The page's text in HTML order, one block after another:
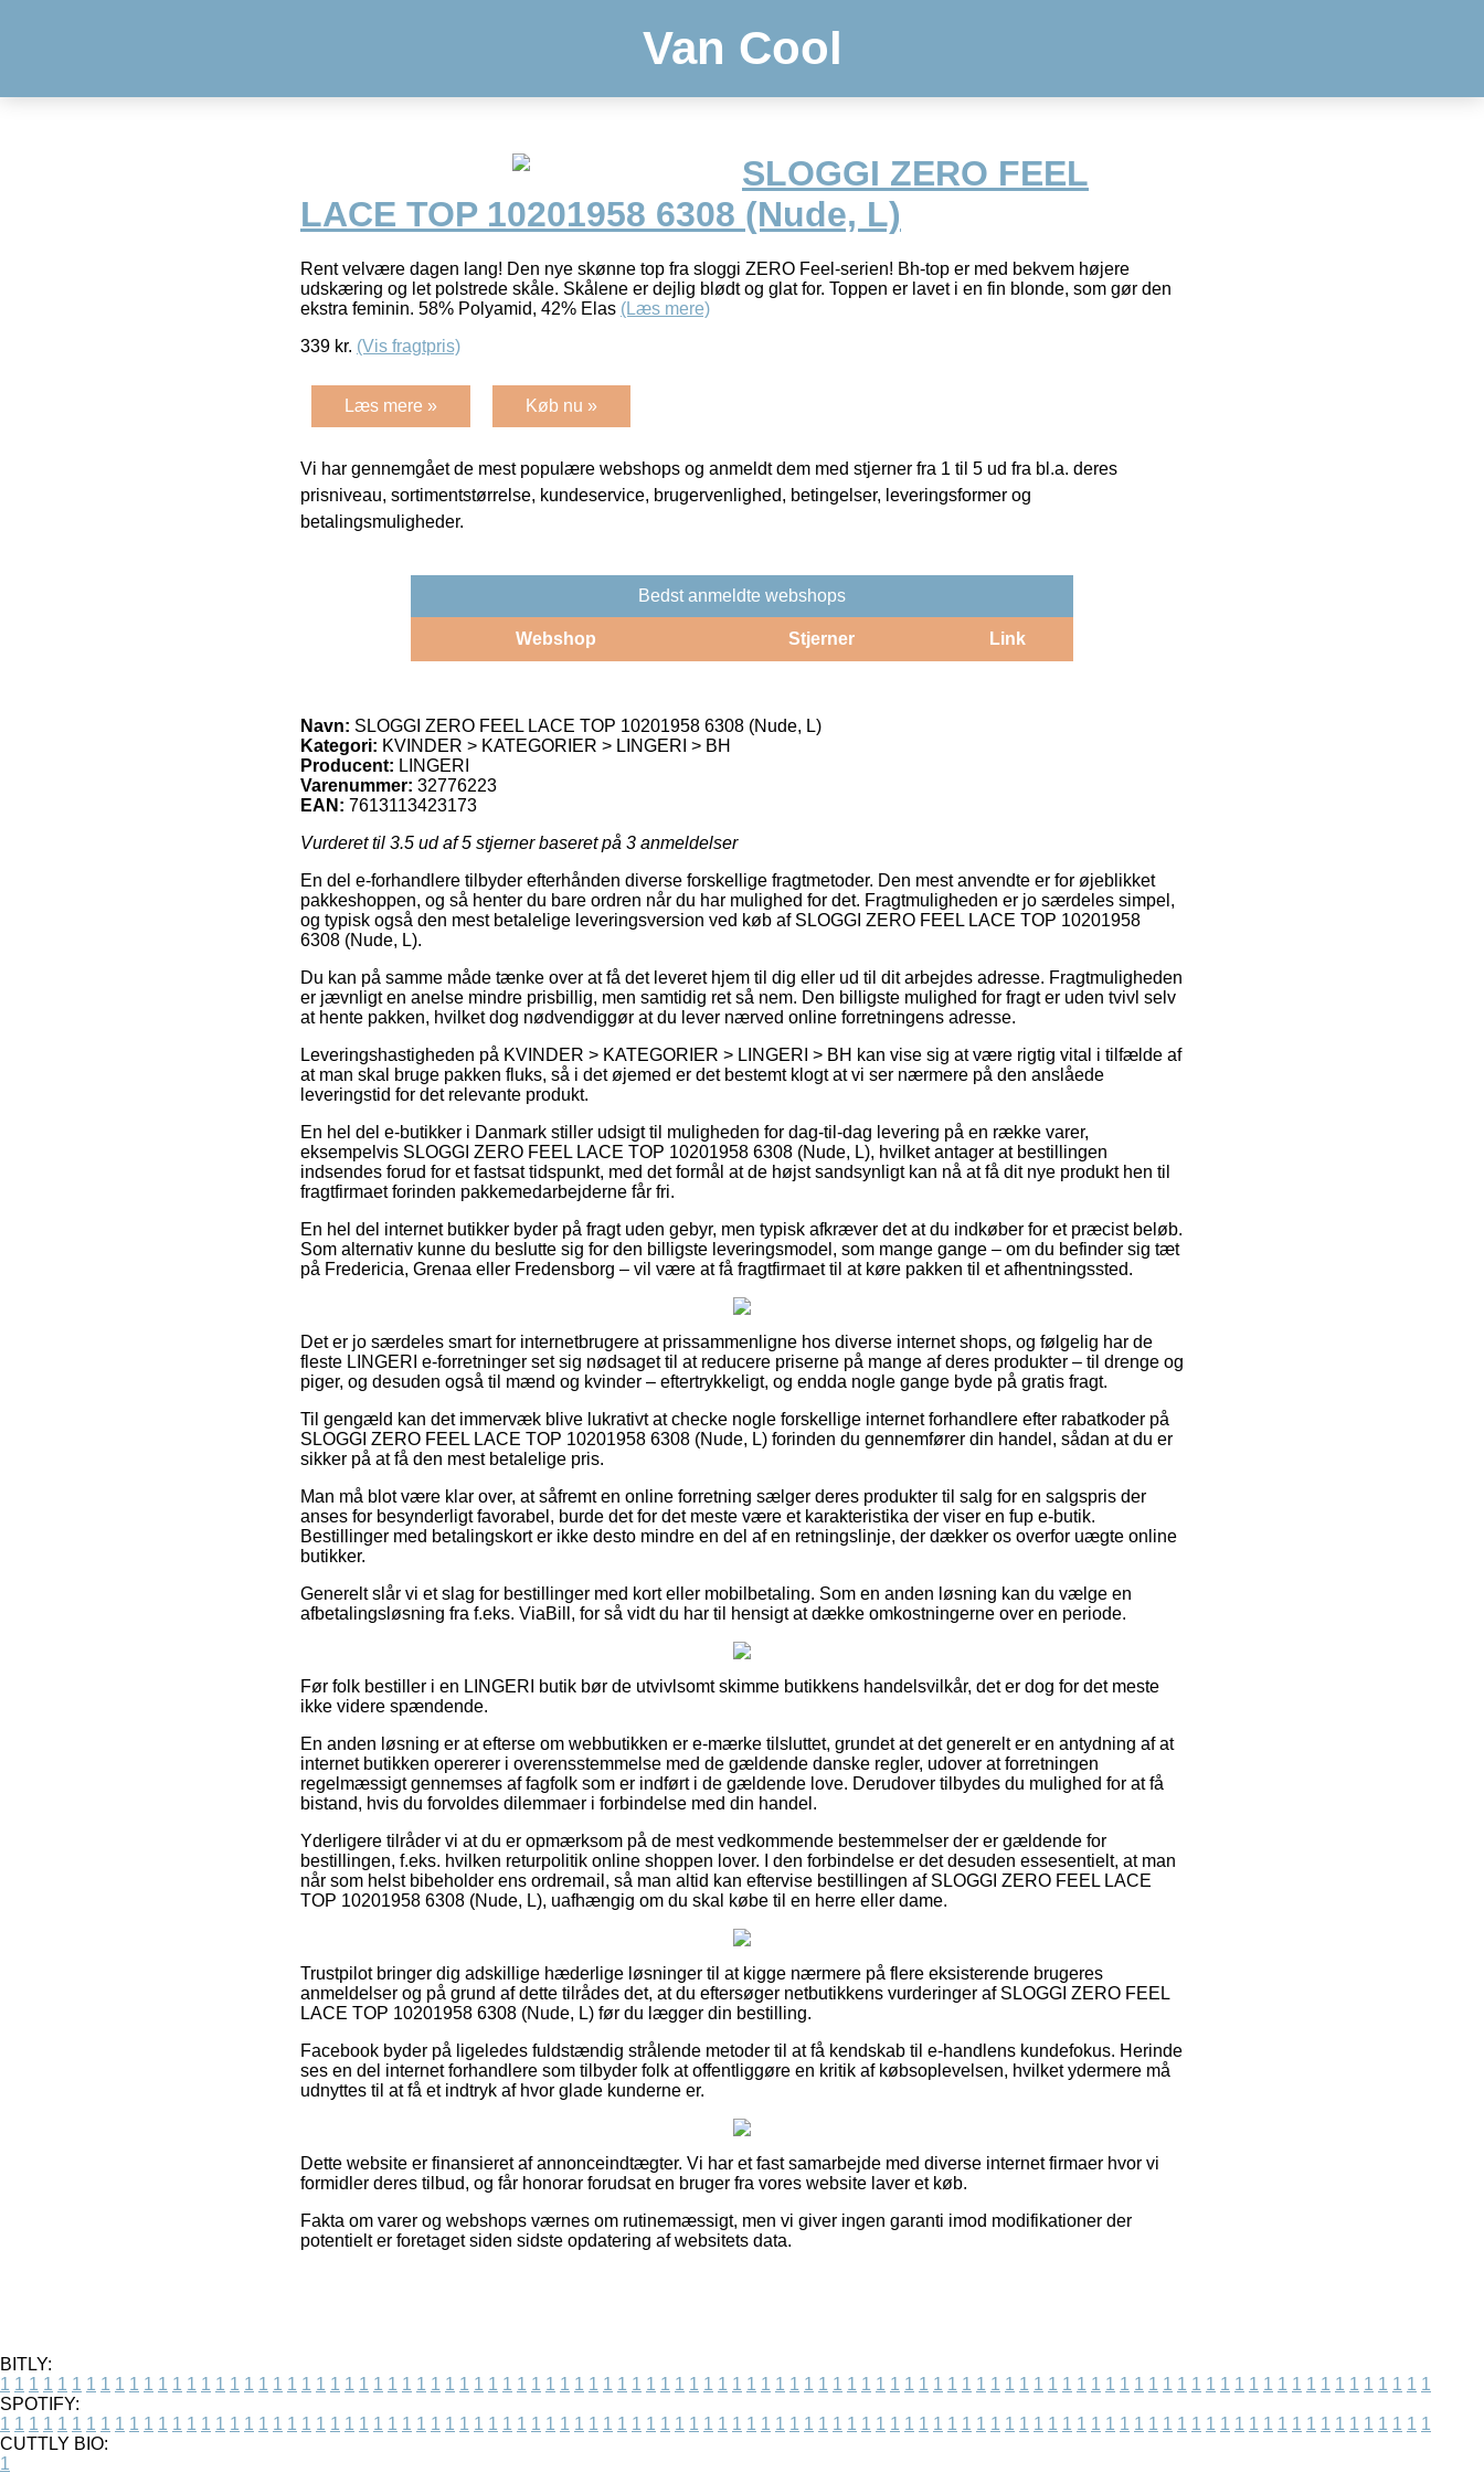
Van Cool
SLOGGI ZERO FEEL
LACE TOP 10201958 6308 (Nude, L)
Rent velvære dagen lang! Den nye skønne top fra sloggi ZERO Feel-serien! Bh-top er med bekvem højere
udskæring og let polstrede skåle. Skålene er dejlig blødt og glat for. Toppen er lavet i en fin blonde, som gør den
ekstra feminin. 58% Polyamid, 42% Elas (Læs mere)
339 kr. (Vis fragtpris)
Læs mere » Køb nu »
Vi har gennemgået de mest populære webshops og anmeldt dem med stjerner fra 1 til 5 ud fra bl.a. deres
prisniveau, sortimentstørrelse, kundeservice, brugervenlighed, betingelser, leveringsformer og
betalingsmuligheder.
Bedst anmeldte webshops
Webshop Stjerner Link
Navn: SLOGGI ZERO FEEL LACE TOP 10201958 6308 (Nude, L)
Kategori: KVINDER > KATEGORIER > LINGERI > BH
Producent: LINGERI
Varenummer: 32776223
EAN: 7613113423173
Vurderet til 3.5 ud af 5 stjerner baseret på 3 anmeldelser
En del e-forhandlere tilbyder efterhånden diverse forskellige fragtmetoder. Den mest anvendte er for øjeblikket
pakkeshoppen, og så henter du bare ordren når du har mulighed for det. Fragtmuligheden er jo særdeles simpel,
og typisk også den mest betalelige leveringsversion ved køb af SLOGGI ZERO FEEL LACE TOP 10201958
6308 (Nude, L).
Du kan på samme måde tænke over at få det leveret hjem til dig eller ud til dit arbejdes adresse. Fragtmuligheden
er jævnligt en anelse mindre prisbillig, men samtidig ret så nem. Den billigste mulighed for fragt er uden tvivl selv
at hente pakken, hvilket dog nødvendiggør at du lever nærved online forretningens adresse.
Leveringshastigheden på KVINDER > KATEGORIER > LINGERI > BH kan vise sig at være rigtig vital i tilfælde af
at man skal bruge pakken fluks, så i det øjemed er det bestemt klogt at vi ser nærmere på den anslåede
leveringstid for det relevante produkt.
En hel del e-butikker i Danmark stiller udsigt til muligheden for dag-til-dag levering på en række varer,
eksempelvis SLOGGI ZERO FEEL LACE TOP 10201958 6308 (Nude, L), hvilket antager at bestillingen
indsendes forud for et fastsat tidspunkt, med det formål at de højst sandsynligt kan nå at få dit nye produkt hen til
fragtfirmaet forinden pakkemedarbejderne får fri.
En hel del internet butikker byder på fragt uden gebyr, men typisk afkræver det at du indkøber for et præcist beløb.
Som alternativ kunne du beslutte sig for den billigste leveringsmodel, som mange gange – om du befinder sig tæt
på Fredericia, Grenaa eller Fredensborg – vil være at få fragtfirmaet til at køre pakken til et afhentningssted.
Det er jo særdeles smart for internetbrugere at prissammenligne hos diverse internet shops, og følgelig har de
fleste LINGERI e-forretninger set sig nødsaget til at reducere priserne på mange af deres produkter – til drenge og
piger, og desuden også til mænd og kvinder – eftertrykkeligt, og endda nogle gange byde på gratis fragt.
Til gengæld kan det immervæk blive lukrativt at checke nogle forskellige internet forhandlere efter rabatkoder på
SLOGGI ZERO FEEL LACE TOP 10201958 6308 (Nude, L) forinden du gennemfører din handel, sådan at du er
sikker på at få den mest betalelige pris.
Man må blot være klar over, at såfremt en online forretning sælger deres produkter til salg for en salgspris der
anses for besynderligt favorabel, burde det for det meste være et karakteristika der viser en fup e-butik.
Bestillinger med betalingskort er ikke desto mindre en del af en retningslinje, der dækker os overfor uægte online
butikker.
Generelt slår vi et slag for bestillinger med kort eller mobilbetaling. Som en anden løsning kan du vælge en
afbetalingsløsning fra f.eks. ViaBill, for så vidt du har til hensigt at dække omkostningerne over en periode.
Før folk bestiller i en LINGERI butik bør de utvivlsomt skimme butikkens handelsvilkår, det er dog for det meste
ikke videre spændende.
En anden løsning er at efterse om webbutikken er e-mærke tilsluttet, grundet at det generelt er en antydning af at
internet butikken opererer i overensstemmelse med de gældende danske regler, udover at forretningen
regelmæssigt gennemses af fagfolk som er indført i de gældende love. Derudover tilbydes du mulighed for at få
bistand, hvis du forvoldes dilemmaer i forbindelse med din handel.
Yderligere tilråder vi at du er opmærksom på de mest vedkommende bestemmelser der er gældende for
bestillingen, f.eks. hvilken returpolitik online shoppen lover. I den forbindelse er det desuden essesentielt, at man
når som helst bibeholder ens ordremail, så man altid kan eftervise bestillingen af SLOGGI ZERO FEEL LACE
TOP 10201958 6308 (Nude, L), uafhængig om du skal købe til en herre eller dame.
Trustpilot bringer dig adskillige hæderlige løsninger til at kigge nærmere på flere eksisterende brugeres
anmeldelser og på grund af dette tilrådes det, at du eftersøger netbutikkens vurderinger af SLOGGI ZERO FEEL
LACE TOP 10201958 6308 (Nude, L) før du lægger din bestilling.
Facebook byder på ligeledes fuldstændig strålende metoder til at få kendskab til e-handlens kundefokus. Herinde
ses en del internet forhandlere som tilbyder folk at offentliggøre en kritik af købsoplevelsen, hvilket ydermere må
udnyttes til at få et indtryk af hvor glade kunderne er.
Dette website er finansieret af annonceindtægter. Vi har et fast samarbejde med diverse internet firmaer hvor vi
formidler deres tilbud, og får honorar forudsat en bruger fra vores website laver et køb.
Fakta om varer og webshops værnes om rutinemæssigt, men vi giver ingen garanti imod modifikationer der
potentielt er foretaget siden sidste opdatering af websitets data.
BITLY:
1 1 1 1 1 1 1 1 1 1 1 1 1 1 1 1 1 1 1 1 1 1 1 1 1 1 1 1 1 1 1 1 1 1 1 1 1 1 1 1 1 1 1 1 1 1 1 1 1 1 1 1 1 1 1 1 1 1 1 1 1 1 1 1 1 1 1 1 1 1 1 1 1 1 1 1 1 1 1 1 1 1 1 1 1 1 1 1 1 1 1 1 1 1 1 1 1 1 1 1
SPOTIFY:
1 1 1 1 1 1 1 1 1 1 1 1 1 1 1 1 1 1 1 1 1 1 1 1 1 1 1 1 1 1 1 1 1 1 1 1 1 1 1 1 1 1 1 1 1 1 1 1 1 1 1 1 1 1 1 1 1 1 1 1 1 1 1 1 1 1 1 1 1 1 1 1 1 1 1 1 1 1 1 1 1 1 1 1 1 1 1 1 1 1 1 1 1 1 1 1 1 1 1 1
CUTTLY BIO:
1